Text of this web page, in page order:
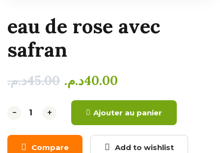
eau de rose avec
safran
45.00د.م. 40.00د.م.
- +
- + Ajouter au panier
Compare Add to wishlist